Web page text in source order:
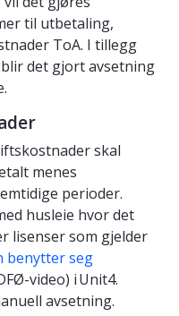
til utbetaling,
ToA. I tillegg
det gjort avsetning
skal
menes
perioder.
husleie hvor det
lisenser som gjelder
benytter seg
video) i Unit4.
avsetning.